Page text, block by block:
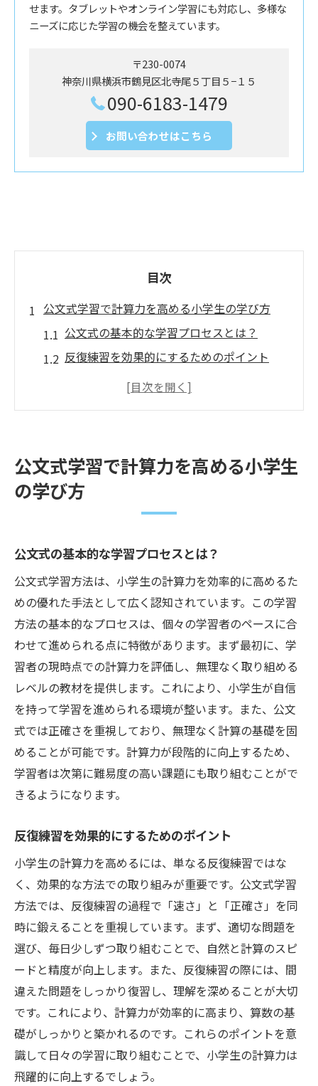
せます。タブレットやオンライン学習にも対応し、多様な
ニーズに応じた学習の機会を整えています。
〒230-0074
神奈川県横浜市鶴見区北寺尾５丁目５−１５
090-6183-1479
お問い合わせはこちら
目次
公文式学習で計算力を高める小学生の学び方
公文式の基本的な学習プロセスとは？
反復練習を効果的にするためのポイント
小学生に適した公文式教材の選び方
公文式を取り入れるための環境作り
小学生の計算力向上に公文式がもたらす効果と
は
公文式が子供の自己学習能力を高める理由
計算力以外に公文式がもたらすメリット
具体例で見る公文式導入後の成績向上
公文式が家庭学習に与える良い影響
公文式学習の効果を最大化する方法
公文式の活用で計算力が上がる！小学生のため
の学習法
算数の基礎を強化するための公文式利用法
公文式での目標設定と達成の仕方
公文式を続けるためのモチベーション維持
法
公文式が小学生に与える計算力向上のステ
ップ
公文式を使った計算力向上の実践例
計算力を伸ばす！公文式学習で小学生が得られ
るメリット
公文式学習による集中力の向上
算数オリンピックに挑戦するための基礎作
り
公文式で得られる計算の正確性とスピード
公文式学習で自然と身につく数学的思考力
公文式で培われる継続学習の習慣
公文式学習で計算力を高める小学生
の学び方
公文式の基本的な学習プロセスとは？
公文式学習方法は、小学生の計算力を効率的に高めるた
めの優れた手法として広く認知されています。この学習
方法の基本的なプロセスは、個々の学習者のペースに合
わせて進められる点に特徴があります。まず最初に、学
習者の現時点での計算力を評価し、無理なく取り組める
レベルの教材を提供します。これにより、小学生が自信
を持って学習を進められる環境が整います。また、公文
式では正確さを重視しており、無理なく計算の基礎を固
めることが可能です。計算力が段階的に向上するため、
学習者は次第に難易度の高い課題にも取り組むことがで
きるようになります。
反復練習を効果的にするためのポイント
小学生の計算力を高めるには、単なる反復練習ではな
く、効果的な方法での取り組みが重要です。公文式学習
方法では、反復練習の過程で「速さ」と「正確さ」を同
時に鍛えることを重視しています。まず、適切な問題を
選び、毎日少しずつ取り組むことで、自然と計算のスピ
ードと精度が向上します。また、反復練習の際には、間
違えた問題をしっかり復習し、理解を深めることが大切
です。これにより、計算力が効率的に高まり、算数の基
礎がしっかりと築かれるのです。これらのポイントを意
識して日々の学習に取り組むことで、小学生の計算力は
飛躍的に向上するでしょう。